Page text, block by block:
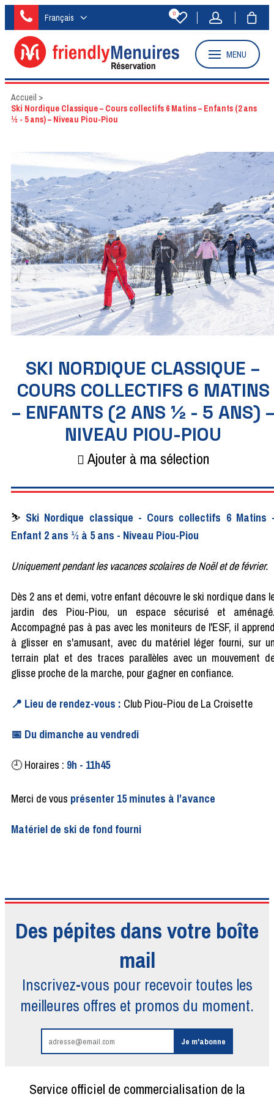
Français 0
MENU
Accueil >
Ski Nordique Classique – Cours collectifs 6 Matins – Enfants (2 ans
½ - 5 ans) – Niveau Piou-Piou
SKI NORDIQUE CLASSIQUE –
COURS COLLECTIFS 6 MATINS
– ENFANTS (2 ANS ½ - 5 ANS)
NIVEAU PIOU-PIOU
Ajouter à ma sélection
⛷ Ski Nordique classique - Cours collectifs 6 Matins
Enfant 2 ans ½ à 5 ans - Niveau Piou-Piou
Uniquement pendant les vacances scolaires de Noël et de février.
Dès 2 ans et demi, votre enfant découvre le ski nordique dans
jardin des Piou-Piou, un espace sécurisé et
Accompagné pas à pas avec les moniteurs de l'ESF, il
à glisser en s'amusant, avec du matériel léger fourni, sur
terrain plat et des traces parallèles avec un mouvement
glisse proche de la marche, pour gagner en confiance.
📍 Lieu de rendez-vous : Club Piou-Piou de La Croisette
📅 Du dimanche au vendredi
🕘 Horaires : 9h - 11h45
Merci de vous présenter 15 minutes à l’avance
Matériel de ski de fond fourni
Des pépites dans votre boîte
mail
Inscrivez-vous pour recevoir toutes les
meilleures offres et promos du moment.
Service officiel de commercialisation de la